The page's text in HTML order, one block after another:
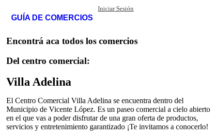
GUÍA DE COMERCIOS
Iniciar Sesión
Encontrá aca todos los comercios
Del centro comercial:
Villa Adelina
El Centro Comercial Villa Adelina se encuentra dentro del
Municipio de Vicente López. Es un paseo comercial a cielo abierto
en el que vas a poder disfrutar de una gran oferta de productos,
servicios y entretenimiento garantizado ¡Te invitamos a conocerlo!